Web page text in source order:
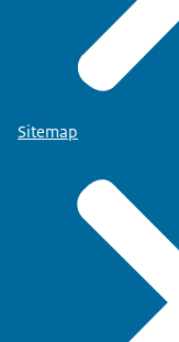
Sitemap